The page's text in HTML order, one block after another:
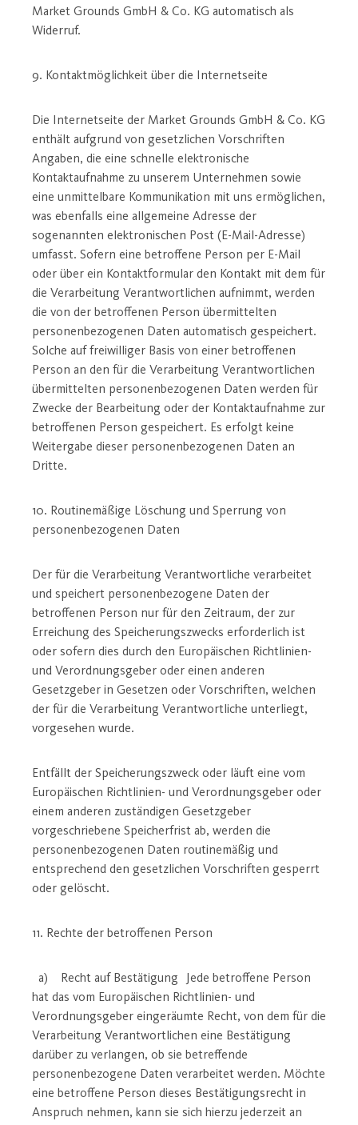
Market Grounds GmbH & Co. KG automatisch als
Widerruf.
9. Kontaktmöglichkeit über die Internetseite
Die Internetseite der Market Grounds GmbH & Co. KG
enthält aufgrund von gesetzlichen Vorschriften
Angaben, die eine schnelle elektronische
Kontaktaufnahme zu unserem Unternehmen sowie
eine unmittelbare Kommunikation mit uns ermöglichen,
was ebenfalls eine allgemeine Adresse der
sogenannten elektronischen Post (E-Mail-Adresse)
umfasst. Sofern eine betroffene Person per E-Mail
oder über ein Kontaktformular den Kontakt mit dem für
die Verarbeitung Verantwortlichen aufnimmt, werden
die von der betroffenen Person übermittelten
personenbezogenen Daten automatisch gespeichert.
Solche auf freiwilliger Basis von einer betroffenen
Person an den für die Verarbeitung Verantwortlichen
übermittelten personenbezogenen Daten werden für
Zwecke der Bearbeitung oder der Kontaktaufnahme zur
betroffenen Person gespeichert. Es erfolgt keine
Weitergabe dieser personenbezogenen Daten an
Dritte.
10. Routinemäßige Löschung und Sperrung von
personenbezogenen Daten
Der für die Verarbeitung Verantwortliche verarbeitet
und speichert personenbezogene Daten der
betroffenen Person nur für den Zeitraum, der zur
Erreichung des Speicherungszwecks erforderlich ist
oder sofern dies durch den Europäischen Richtlinien-
und Verordnungsgeber oder einen anderen
Gesetzgeber in Gesetzen oder Vorschriften, welchen
der für die Verarbeitung Verantwortliche unterliegt,
vorgesehen wurde.
Entfällt der Speicherungszweck oder läuft eine vom
Europäischen Richtlinien- und Verordnungsgeber oder
einem anderen zuständigen Gesetzgeber
vorgeschriebene Speicherfrist ab, werden die
personenbezogenen Daten routinemäßig und
entsprechend den gesetzlichen Vorschriften gesperrt
oder gelöscht.
11. Rechte der betroffenen Person
a) Recht auf Bestätigung Jede betroffene Person
hat das vom Europäischen Richtlinien- und
Verordnungsgeber eingeräumte Recht, von dem für die
Verarbeitung Verantwortlichen eine Bestätigung
darüber zu verlangen, ob sie betreffende
personenbezogene Daten verarbeitet werden. Möchte
eine betroffene Person dieses Bestätigungsrecht in
Anspruch nehmen, kann sie sich hierzu jederzeit an